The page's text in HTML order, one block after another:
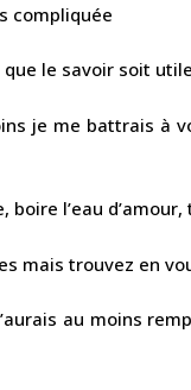
compliquée
que le savoir soit
je me battrais à
boire l’eau
mais trouvez en
au moins